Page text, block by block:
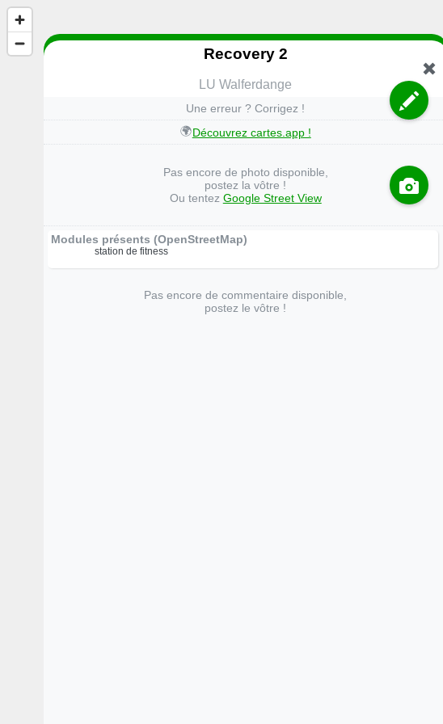
Recovery 2
LU Walferdange
Une erreur ? Corrigez !
🌍Découvrez cartes.app !
Pas encore de photo disponible,
postez la vôtre !
Ou tentez Google Street View
Modules présents (OpenStreetMap)
station de fitness
Pas encore de commentaire disponible,
postez le vôtre !